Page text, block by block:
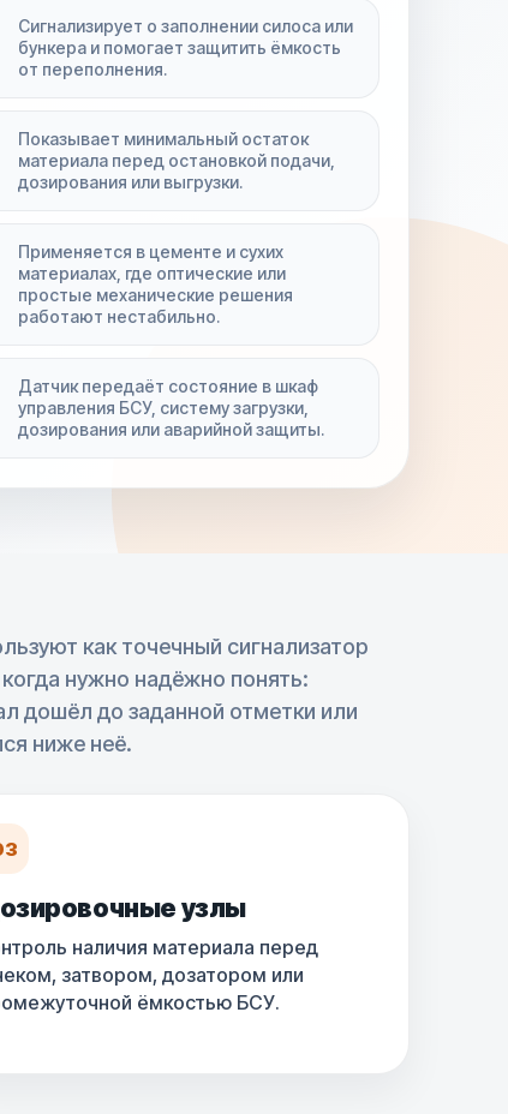
Сигнализирует о заполнении силоса или
бункера и помогает защитить ёмкость
от переполнения.
Показывает минимальный остаток
материала перед остановкой подачи,
дозирования или выгрузки.
Применяется в цементе и сухих
материалах, где оптические или
простые механические решения
работают нестабильно.
Датчик передаёт состояние в шкаф
управления БСУ, систему загрузки,
дозирования или аварийной защиты.
как точечный сигнализатор
нужно надёжно понять:
дошёл до заданной отметки или
ниже неё.
узлы
наличия материала перед
затвором, дозатором или
ёмкостью БСУ.